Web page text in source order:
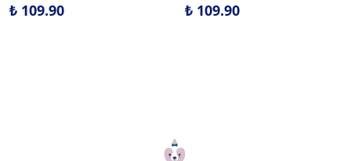
₺ 109.90 ₺ 109.90